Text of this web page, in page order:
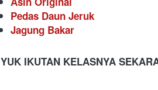
Pedas Daun Jeruk
Jagung Bakar
YUK IKUTAN KELASNYA